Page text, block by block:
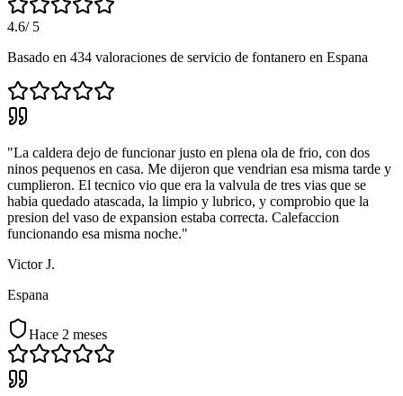
4.6/ 5
Basado en 434 valoraciones de servicio de fontanero en Espana
"La caldera dejo de funcionar justo en plena ola de frio, con dos
ninos pequenos en casa. Me dijeron que vendrian esa misma tarde y
cumplieron. El tecnico vio que era la valvula de tres vias que se
habia quedado atascada, la limpio y lubrico, y comprobio que la
presion del vaso de expansion estaba correcta. Calefaccion
funcionando esa misma noche."
Victor J.
Espana
Hace 2 meses